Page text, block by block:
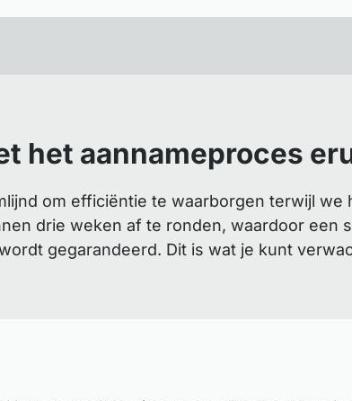
het aannameproces
om efficiëntie te waarborgen terwijl we
drie weken af te ronden, waardoor een
gegarandeerd. Dit is wat je kunt